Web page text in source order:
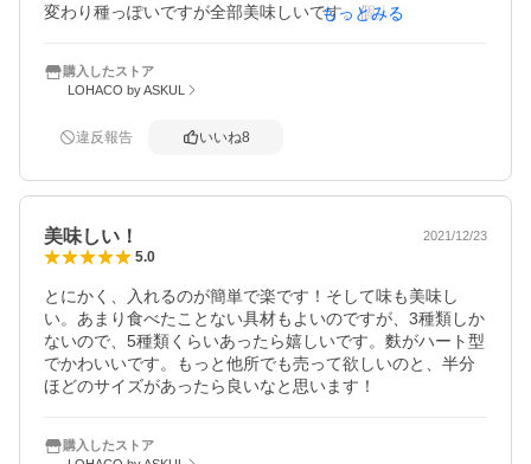
変わり種っぽいですが全部美味しいです。個人的に生姜が
もっとみる
購入したストア
LOHACO by ASKUL
違反報告 いいね8
美味しい！ 2021/12/23
5.0
とにかく、入れるのが簡単で楽です！そして味も美味し
い。あまり食べたことない具材もよいのですが、3種類しか
ないので、5種類くらいあったら嬉しいです。麩がハート型
でかわいいです。もっと他所でも売って欲しいのと、半分
ほどのサイズがあったら良いなと思います！
購入したストア